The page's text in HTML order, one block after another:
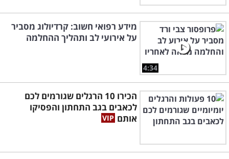
4:34
מידע רפואי חשוב: קרדיולוג מסביר
על אירועי לב ותהליך ההחלמה
הכירו 10 הרגלים שגורמים לכם
לכאבים בגב התחתון והפסיקו
אותם